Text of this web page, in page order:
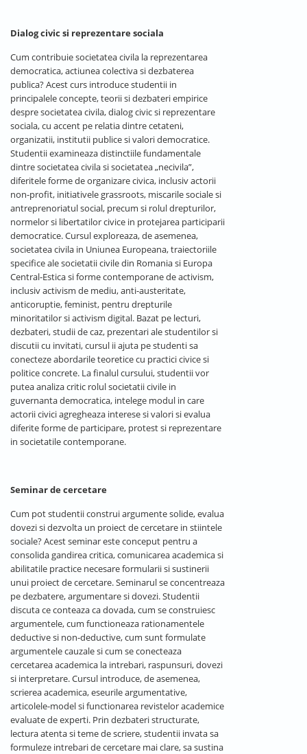
Dialog civic si reprezentare sociala
Cum contribuie societatea civila la reprezentarea
democratica, actiunea colectiva si dezbaterea
publica? Acest curs introduce studentii in
principalele concepte, teorii si dezbateri empirice
despre societatea civila, dialog civic si reprezentare
sociala, cu accent pe relatia dintre cetateni,
organizatii, institutii publice si valori democratice.
Studentii examineaza distinctiile fundamentale
dintre societatea civila si societatea „necivila”,
diferitele forme de organizare civica, inclusiv actorii
non-profit, initiativele grassroots, miscarile sociale si
antreprenoriatul social, precum si rolul drepturilor,
normelor si libertatilor civice in protejarea participarii
democratice. Cursul exploreaza, de asemenea,
societatea civila in Uniunea Europeana, traiectoriile
specifice ale societatii civile din Romania si Europa
Central-Estica si forme contemporane de activism,
inclusiv activism de mediu, anti-austeritate,
anticoruptie, feminist, pentru drepturile
minoritatilor si activism digital. Bazat pe lecturi,
dezbateri, studii de caz, prezentari ale studentilor si
discutii cu invitati, cursul ii ajuta pe studenti sa
conecteze abordarile teoretice cu practici civice si
politice concrete. La finalul cursului, studentii vor
putea analiza critic rolul societatii civile in
guvernanta democratica, intelege modul in care
actorii civici agregheaza interese si valori si evalua
diferite forme de participare, protest si reprezentare
in societatile contemporane.
Seminar de cercetare
Cum pot studentii construi argumente solide, evalua
dovezi si dezvolta un proiect de cercetare in stiintele
sociale? Acest seminar este conceput pentru a
consolida gandirea critica, comunicarea academica si
abilitatile practice necesare formularii si sustinerii
unui proiect de cercetare. Seminarul se concentreaza
pe dezbatere, argumentare si dovezi. Studentii
discuta ce conteaza ca dovada, cum se construiesc
argumentele, cum functioneaza rationamentele
deductive si non-deductive, cum sunt formulate
argumentele cauzale si cum se conecteaza
cercetarea academica la intrebari, raspunsuri, dovezi
si interpretare. Cursul introduce, de asemenea,
scrierea academica, eseurile argumentative,
articolele-model si functionarea revistelor academice
evaluate de experti. Prin dezbateri structurate,
lectura atenta si teme de scriere, studentii invata sa
formuleze intrebari de cercetare mai clare, sa sustina